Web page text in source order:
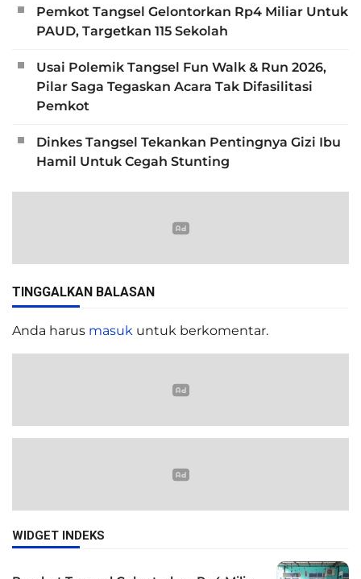
Pemkot Tangsel Gelontorkan Rp4 Miliar Untuk
PAUD, Targetkan 115 Sekolah
Usai Polemik Tangsel Fun Walk & Run 2026,
Pilar Saga Tegaskan Acara Tak Difasilitasi
Pemkot
Dinkes Tangsel Tekankan Pentingnya Gizi Ibu
Hamil Untuk Cegah Stunting
TINGGALKAN BALASAN
Anda harus masuk untuk berkomentar.
WIDGET INDEKS